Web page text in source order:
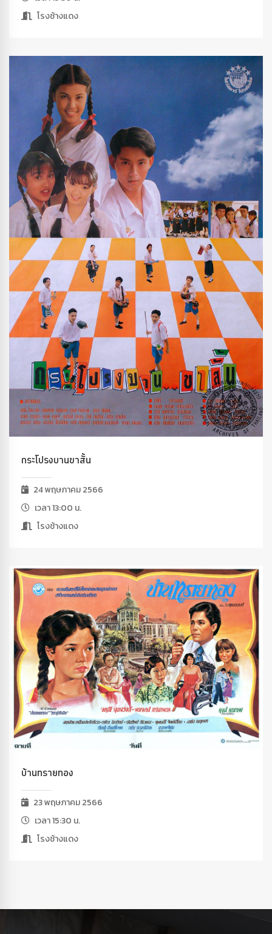
โรงช้างแดง
กระโปรงบานขาสั้น
24 พฤษภาคม 2566
เวลา 13:00 น.
โรงช้างแดง
บ้านทรายทอง
23 พฤษภาคม 2566
เวลา 15:30 น.
โรงช้างแดง